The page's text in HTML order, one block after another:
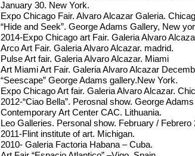
January 30. New York.
Expo Chicago Fair. Alvaro Alcazar Galeria.
“Hide and Seek”. George Adams Gallery, New
2014-Expo Chicago art Fair. Galeria Alvaro
Arco Art Fair. Galeria Alvaro Alcazar. madrid.
Pulse Art fair. Galeria Alvaro Alcazar. Miami
Art Miami Art Fair. Galeria Alvaro Alcazar
“Seescape” George Adams gallery.New York.
Expo Chicago Art fair. Galeria Alvaro Alcazar.
2012-“Ciao Bella”. Perosnal show. George
Contemporary Art Center CAC. Lithuania.
Leo Galleries. Personal show. February / Febrero
2011-Flint institute of art. Michigan.
2010- Galeria Factoria Habana – Cuba.